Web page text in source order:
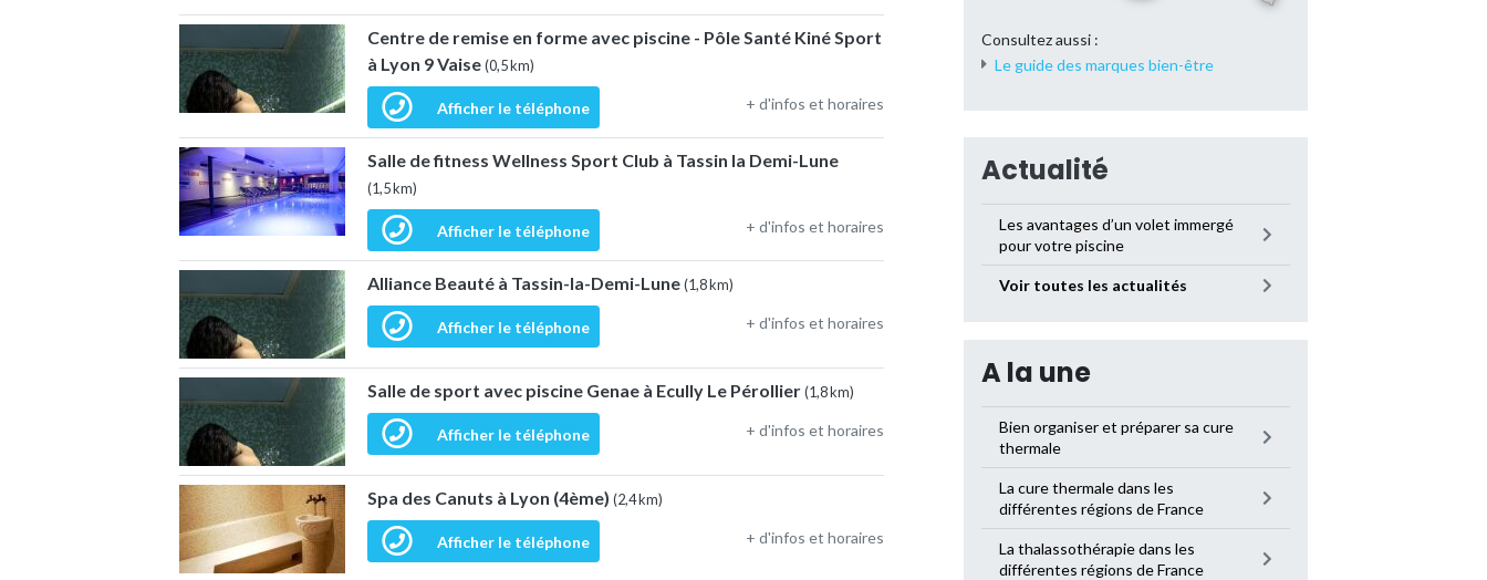
Centre de remise en forme avec piscine - Pôle Santé Kiné Sport
à Lyon 9 Vaise(0,5 km)
Afficher le téléphone + d'infos et horaires
Salle de fitness Wellness Sport Club à Tassin la Demi-Lune
(1,5 km)
Afficher le téléphone + d'infos et horaires
Alliance Beauté à Tassin-la-Demi-Lune(1,8 km)
Afficher le téléphone + d'infos et horaires
Salle de sport avec piscine Genae à Ecully Le Pérollier(1,8 km)
Afficher le téléphone + d'infos et horaires
Spa des Canuts à Lyon (4ème) (2,4 km)
Afficher le téléphone + d'infos et horaires
Consultez aussi :
Le guide des marques bien-être
Actualité
Les avantages d’un volet immergé
pour votre piscine
Voir toutes les actualités
A la une
Bien organiser et préparer sa cure
thermale
La cure thermale dans les
différentes régions de France
La thalassothérapie dans les
différentes régions de France